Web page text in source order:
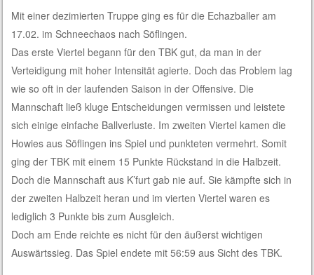
Mit einer dezimierten Truppe ging es für die Echazballer am
17.02. im Schneechaos nach Söflingen.
Das erste Viertel begann für den TBK gut, da man in der
Verteidigung mit hoher Intensität agierte. Doch das Problem lag
wie so oft in der laufenden Saison in der Offensive. Die
Mannschaft ließ kluge Entscheidungen vermissen und leistete
sich einige einfache Ballverluste. Im zweiten Viertel kamen die
Howies aus Söflingen ins Spiel und punkteten vermehrt. Somit
ging der TBK mit einem 15 Punkte Rückstand in die Halbzeit.
Doch die Mannschaft aus K’furt gab nie auf. Sie kämpfte sich in
der zweiten Halbzeit heran und im vierten Viertel waren es
lediglich 3 Punkte bis zum Ausgleich.
Doch am Ende reichte es nicht für den äußerst wichtigen
Auswärtssieg. Das Spiel endete mit 56:59 aus Sicht des TBK.